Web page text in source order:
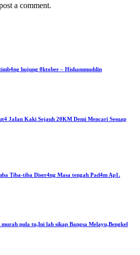
a comment.
hujung 0ktober – Hishammuddin
JaIan Kaki Sejauh 20KM Demi Mencari Sesuap
Tiba-tiba Diser4ng Masa tengah Pad4m Ap1.
pula tu,Ini lah sikap Bangsa Melayu,Bengkel